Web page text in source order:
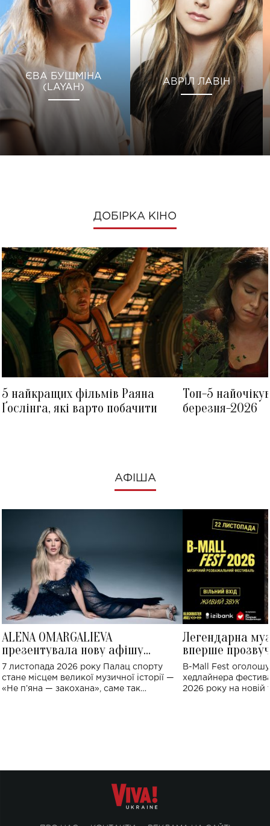
ЄВА БУШМІНА
(LAYAH)
АВРІЛ ЛАВІН
ДОБІРКА КІНО
5 найкращих фільмів Раяна
Ґослінга, які варто побачити
Топ-5
березня-2026
АФІША
ALENA OMARGALIEVA
презентувала нову афішу
великого концерту в Палаці
спорту
7 листопада 2026 року Палац спорту
стане місцем великої музичної історії —
«Не пʼяна — закохана», саме так
Легендарна
вперше
Україні: де
B-Mall Fest
хедлайнера
2026 року на новій